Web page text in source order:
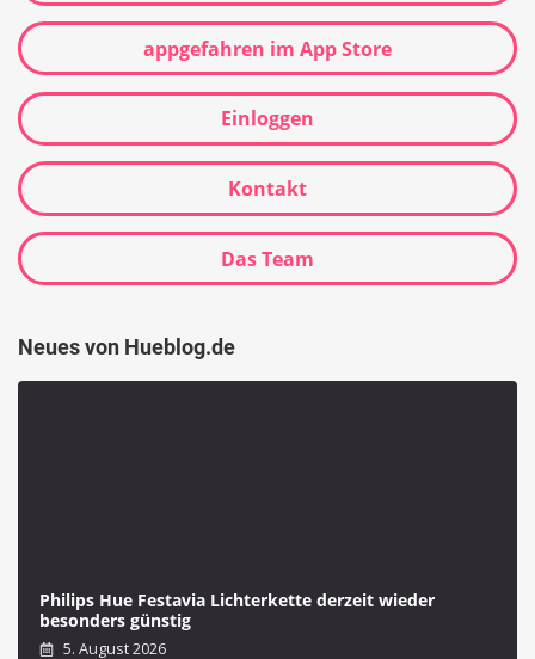
appgefahren im App Store
Einloggen
Kontakt
Das Team
Neues von Hueblog.de